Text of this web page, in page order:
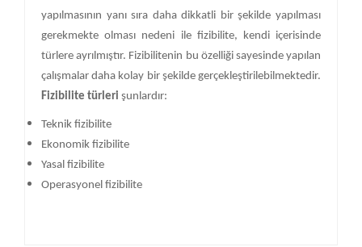
yapılmasının yanı sıra daha dikkatli bir şekilde yapılması
gerekmekte olması nedeni ile fizibilite, kendi içerisinde
türlere ayrılmıştır. Fizibilitenin bu özelliği sayesinde yapılan
çalışmalar daha kolay bir şekilde gerçekleştirilebilmektedir.
Fizibilite türleri şunlardır:
Teknik fizibilite
Ekonomik fizibilite
Yasal fizibilite
Operasyonel fizibilite